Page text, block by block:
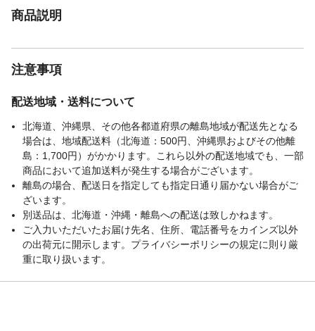
商品説明
注意事項
配送地域・送料について
北海道、沖縄県、その他各都道府県の離島地域が配送先となる
場合は、地域配送料（北海道：500円、沖縄県およびその他離
島：1,700円）がかかります。これら以外の配送地域でも、一部
商品において追加送料が発生する場合がございます。
離島の場合、配送日を指定しても指定日通り届かない場合がご
ざいます。
別送品は、北海道・沖縄・離島への配送は致しかねます。
ご入力いただいたお届け先名、住所、電話番号をカインズ以外
の出荷元に開示します。プライバシーポリシーの規定に則り厳
重に取り扱います。